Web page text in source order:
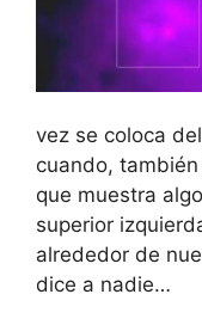
vez se coloca
cuando,
que muestra
superior
alrededor de
dice a nadie…